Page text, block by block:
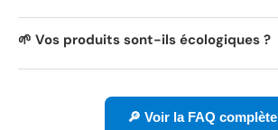
🌱 Vos produits sont-ils écologiques ?
🔎 Voir la FAQ complète